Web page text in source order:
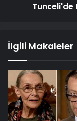
Tunceli'de
İlgili Makaleler